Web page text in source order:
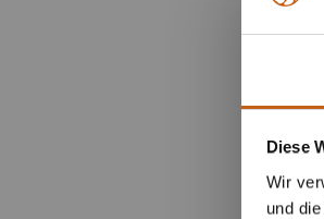
Diese
Wir
und